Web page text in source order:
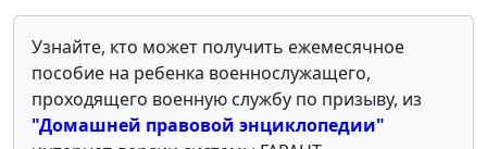
Узнайте, кто может получить ежемесячное
пособие на ребенка военнослужащего,
проходящего военную службу по призыву, из
"Домашней правовой энциклопедии"